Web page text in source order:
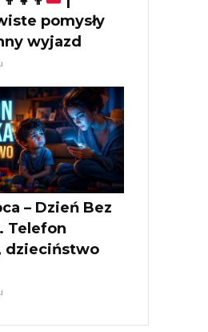
pomysły
wyjazd
– Dzień Bez
Telefon
dzieciństwo